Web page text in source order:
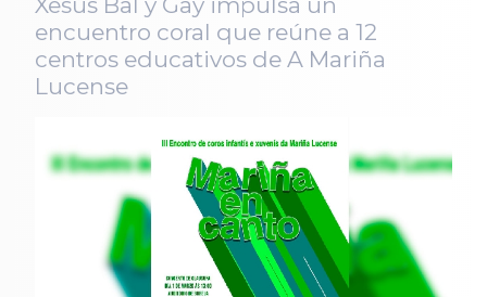
encuentro coral que reúne a 12
centros educativos de A Mariña
Lucense